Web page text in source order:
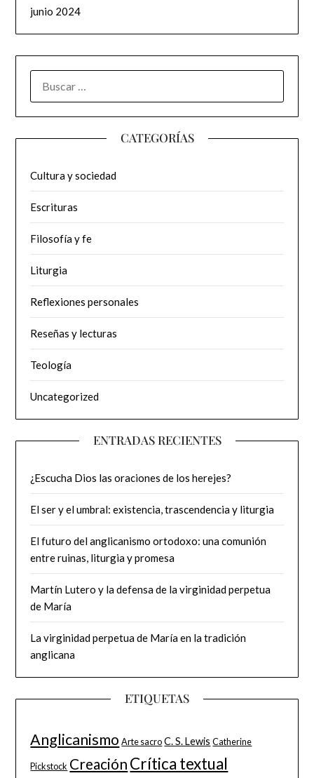
junio 2024
CATEGORÍAS
Cultura y sociedad
Escrituras
Filosofía y fe
Liturgia
Reflexiones personales
Reseñas y lecturas
Teología
Uncategorized
ENTRADAS RECIENTES
¿Escucha Dios las oraciones de los herejes?
El ser y el umbral: existencia, trascendencia y liturgia
El futuro del anglicanismo ortodoxo: una comunión
entre ruinas, liturgia y promesa
Martín Lutero y la defensa de la virginidad perpetua
de María
La virginidad perpetua de María en la tradición
anglicana
ETIQUETAS
Anglicanismo Arte sacro C. S. Lewis Catherine
Pickstock Creación Crítica textual